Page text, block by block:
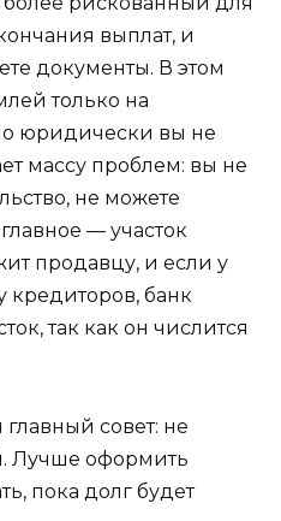
выплат, и
документы. В этом
только на
юридически вы не
массу проблем: вы не
не можете
— участок
продавцу, и если у
кредиторов, банк
так как он числится
совет: не
Лучше оформить
пока долг будет